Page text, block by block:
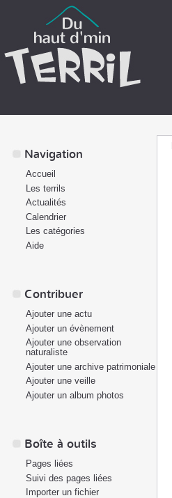
Navigation
Accueil
Les terrils
Actualités
Calendrier
Les catégories
Aide
Contribuer
Ajouter une actu
Ajouter un évènement
Ajouter une observation
naturaliste
Ajouter une archive patrimoniale
Ajouter une veille
Ajouter un album photos
Boîte à outils
Pages liées
Suivi des pages liées
Importer un fichier